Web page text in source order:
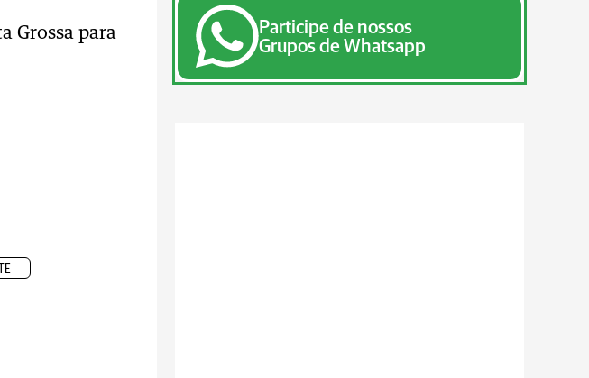
Grossa para
Participe de nossos
Grupos de Whatsapp